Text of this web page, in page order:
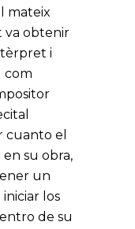
mateix
va obtenir
i
com
cuanto el
su obra,
un
los
de su